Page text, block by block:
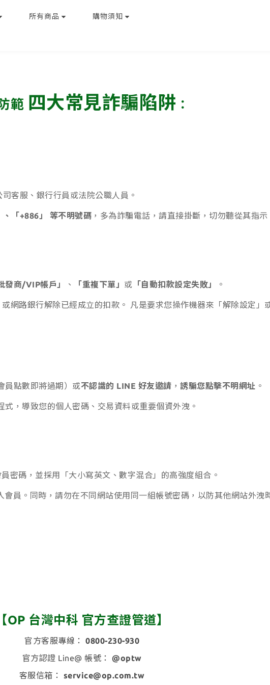
所有商品 購物須知
範 四大常見詐騙陷阱 ：
客服、銀行行員或法院公職人員。
「+886」 等不明號碼 ，多為詐騙電話，請直接掛斷，切勿聽從其指示
發商/VIP帳戶」 、 「重複下單」 或 「自動扣款設定失敗」 。
網路銀行解除已經成立的扣款。 凡是要求您操作機器來「解除設定」
員點數即將過期）或不認識的 LINE 好友邀請 ， 誘騙您點擊不明網址 。
，導致您的個人密碼、交易資料或重要個資外洩。
密碼，並採用「大小寫英文、數字混合」的高強度組合。
員。同時，請勿在不同網站使用同一組帳號密碼，以防其他網站外洩
【OP 台灣中科 官方查證管道】
官方客服專線：
0800-230-930
官方認證 Line@ 帳號： @optw
客服信箱：
service@op.com.tw